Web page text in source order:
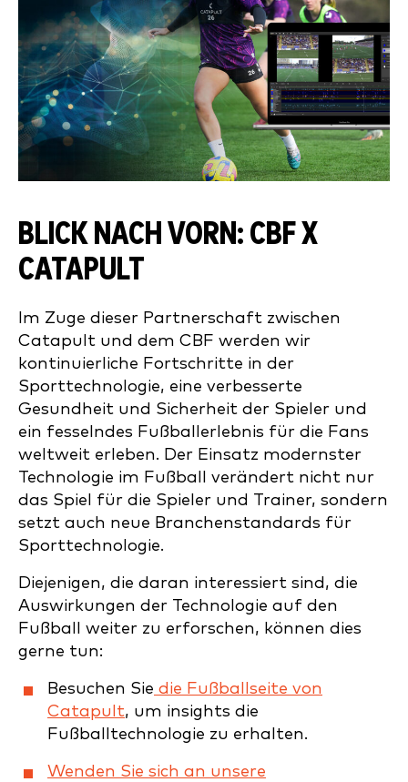
BLICK NACH VORN: CBF X
CATAPULT
Im Zuge dieser Partnerschaft zwischen
Catapult und dem CBF werden wir
kontinuierliche Fortschritte in der
Sporttechnologie, eine verbesserte
Gesundheit und Sicherheit der Spieler und
ein fesselndes Fußballerlebnis für die Fans
weltweit erleben. Der Einsatz modernster
Technologie im Fußball verändert nicht nur
das Spiel für die Spieler und Trainer, sondern
setzt auch neue Branchenstandards für
Sporttechnologie.
Diejenigen, die daran interessiert sind, die
Auswirkungen der Technologie auf den
Fußball weiter zu erforschen, können dies
gerne tun:
Besuchen Sie die Fußballseite von
Catapult, um insights die
Fußballtechnologie zu erhalten.
Wenden Sie sich an unsere